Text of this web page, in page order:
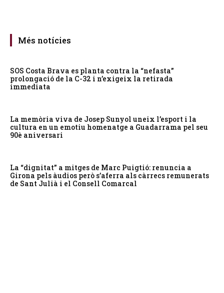
Més notícies
SOS Costa Brava es planta contra la “nefasta”
prolongació de la C-32 i n’exigeix la retirada
immediata
La memòria viva de Josep Sunyol uneix l’esport i la
cultura en un emotiu homenatge a Guadarrama pel seu
90è aniversari
La “dignitat” a mitges de Marc Puigtió: renuncia a
Girona pels àudios però s’aferra als càrrecs remunerats
de Sant Julià i el Consell Comarcal